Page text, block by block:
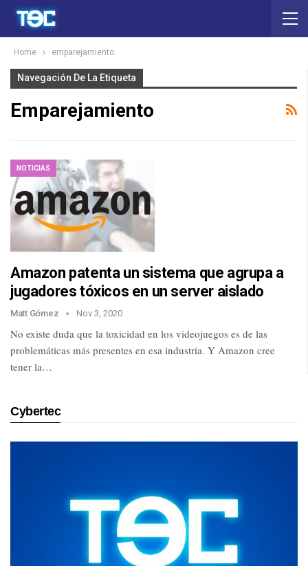
Home emparejamiento
Navegación De La Etiqueta
Emparejamiento
NOTICIAS
Amazon patenta un sistema que agrupa a
jugadores tóxicos en un server aislado
Matt Gómez Nov 3, 2020
No existe duda que la toxicidad en los videojuegos es de las
problemáticas más presentes en esa industria. Y Amazon cree
tener la…
Cybertec